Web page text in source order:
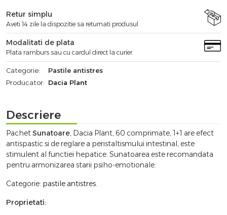
Retur simplu
Aveti 14 zile la dispozitie sa returnati produsul
Modalitati de plata
Plata ramburs sau cu cardul direct la curier
Categorie:
Pastile antistres
Producator: Dacia Plant
Descriere
PachetSunatoare, Dacia Plant, 60 comprimate, 1+1 are efect
antispastic si de reglare a peristaltismului intestinal, este
stimulent al functiei hepatice. Sunatoarea este recomandata
pentru armonizarea starii psiho-emotionale.
Categorie: pastile antistres.
Proprietati: